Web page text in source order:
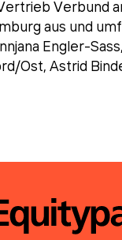
Verbund
aus und
Engler-
Ost, Astrid